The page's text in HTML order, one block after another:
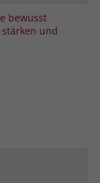
bewusst
und